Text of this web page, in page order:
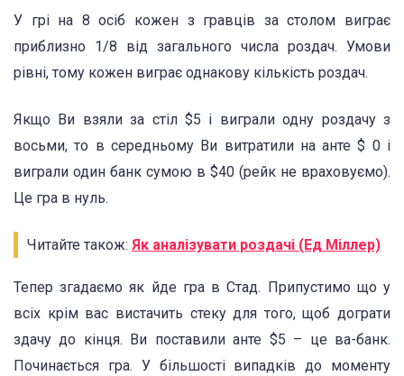
У грі на 8 осіб кожен з гравців за столом виграє
приблизно 1/8 від загального числа роздач. Умови
рівні, тому кожен виграє однакову кількість роздач.
Якщо Ви взяли за стіл $5 і виграли одну роздачу з
восьми, то в середньому Ви витратили на анте $ 0 і
виграли один банк сумою в $40 (рейк не враховуємо).
Це гра в нуль.
Читайте також: Як аналізувати роздачі (Ед Міллер)
Тепер згадаємо як йде гра в Стад. Припустимо що у
всіх крім вас вистачить стеку для того, щоб дограти
здачу до кінця. Ви поставили анте $5 – це ва-банк.
Починається гра. У більшості випадків до моменту